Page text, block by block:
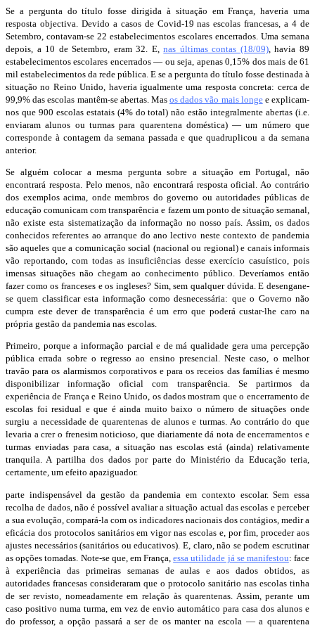
Se a pergunta do título fosse dirigida à situação em França, haveria uma
resposta objectiva. Devido a casos de Covid-19 nas escolas francesas, a 4 de
Setembro, contavam-se 22 estabelecimentos escolares encerrados. Uma semana
depois, a 10 de Setembro, eram 32. E,nas últimas contas (18/09), havia 89
estabelecimentos escolares encerrados — ou seja, apenas 0,15% dos mais de 61
mil estabelecimentos da rede pública. E se a pergunta do título fosse destinada à
situação no Reino Unido, haveria igualmente uma resposta concreta: cerca de
99,9% das escolas mantêm-se abertas. Mas os dados vão mais longee explicam-
nos que 900 escolas estatais (4% do total) não estão integralmente abertas (i.e.
enviaram alunos ou turmas para quarentena doméstica) — um número que
corresponde à contagem da semana passada e que quadruplicou a da semana
anterior.
Se alguém colocar a mesma pergunta sobre a situação em Portugal, não
encontrará resposta. Pelo menos, não encontrará resposta oficial. Ao contrário
dos exemplos acima, onde membros do governo ou autoridades públicas de
educação comunicam com transparência e fazem um ponto de situação semanal,
não existe esta sistematização da informação no nosso país. Assim, os dados
conhecidos referentes ao arranque do ano lectivo neste contexto de pandemia
são aqueles que a comunicação social (nacional ou regional) e canais informais
vão reportando, com todas as insuficiências desse exercício casuístico, pois
imensas situações não chegam ao conhecimento público. Deveríamos então
fazer como os franceses e os ingleses? Sim, sem qualquer dúvida. E desengane-
se quem classificar esta informação como desnecessária: que o Governo não
cumpra este dever de transparência é um erro que poderá custar-lhe caro na
própria gestão da pandemia nas escolas.
Primeiro, porque a informação parcial e de má qualidade gera uma percepção
pública errada sobre o regresso ao ensino presencial. Neste caso, o melhor
travão para os alarmismos corporativos e para os receios das famílias é mesmo
disponibilizar informação oficial com transparência. Se partirmos da
experiência de França e Reino Unido, os dados mostram que o encerramento de
escolas foi residual e que é ainda muito baixo o número de situações onde
surgiu a necessidade de quarentenas de alunos e turmas. Ao contrário do que
levaria a crer o frenesim noticioso, que diariamente dá nota de encerramentos e
turmas enviadas para casa, a situação nas escolas está (ainda) relativamente
tranquila. A partilha dos dados por parte do Ministério da Educação teria,
certamente, um efeito apaziguador.
parte indispensável da gestão da pandemia em contexto escolar. Sem essa
recolha de dados, não é possível avaliar a situação actual das escolas e perceber
a sua evolução, compará-la com os indicadores nacionais dos contágios, medir a
eficácia dos protocolos sanitários em vigor nas escolas e, por fim, proceder aos
ajustes necessários (sanitários ou educativos). E, claro, não se podem escrutinar
as opções tomadas. Note-se que, em França,essa utilidade já se manifestou: face
à experiência das primeiras semanas de aulas e aos dados obtidos, as
autoridades francesas consideraram que o protocolo sanitário nas escolas tinha
de ser revisto, nomeadamente em relação às quarentenas. Assim, perante um
caso positivo numa turma, em vez de envio automático para casa dos alunos e
do professor, a opção passará a ser de os manter na escola — a quarentena